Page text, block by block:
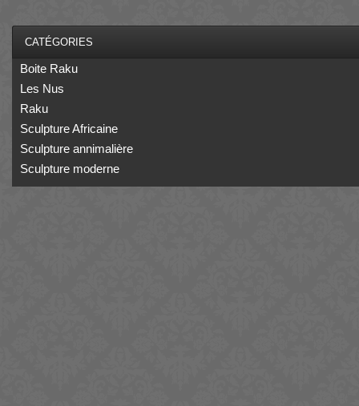
CATÉGORIES
Boite Raku
Les Nus
Raku
Sculpture Africaine
Sculpture annimalière
Sculpture moderne